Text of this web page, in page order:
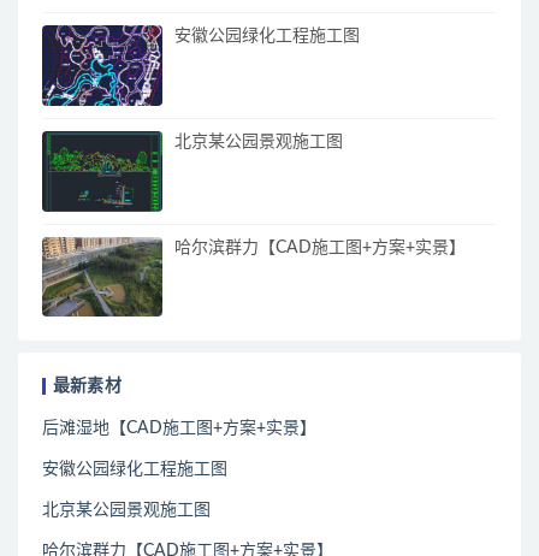
安徽公园绿化工程施工图
北京某公园景观施工图
哈尔滨群力【CAD施工图+方案+实景】
最新素材
后滩湿地【CAD施工图+方案+实景】
安徽公园绿化工程施工图
北京某公园景观施工图
哈尔滨群力【CAD施工图+方案+实景】